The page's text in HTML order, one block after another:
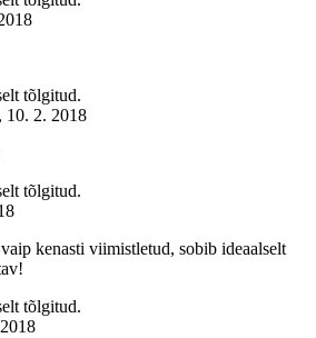
tõlgitud.
, 10. 2. 2018
tõlgitud.
kenasti viimistletud, sobib ideaalselt
tõlgitud.